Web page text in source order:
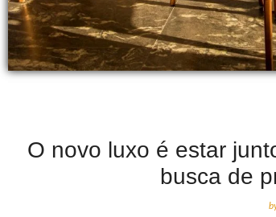
O novo luxo é estar
busca de